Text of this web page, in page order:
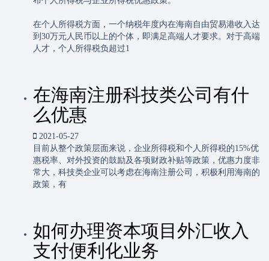
在个人所得税方面，一个纳税年度内在海南自由贸易港收入达
到30万元人民币以上的个体，即满足高端人才要求。对于高端
人才，个人所得税负超过1
在海南注册科技类公司有什
么优惠
2021-05-27
目前从整个政策层面来说，企业所得税和个人所得税的15%优
惠税率、对外投资的鼓励及各项财政补贴等政策，优惠力度非
常大，科技类企业可以考虑在海南注册公司，积极利用海南的
政策，有
如何办理资本项目外汇收入
支付便利化业务